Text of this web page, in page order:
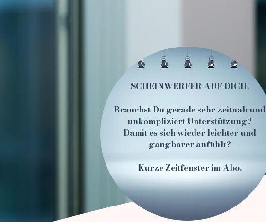
SCHEINWERFER AUF DICH.
Brauchst Du gerade sehr zeitnah und
unkompliziert Unterstützung?
Damit es sich wieder leichter und
gangbarer anfühlt?
Kurze Zeitfenster im Abo.